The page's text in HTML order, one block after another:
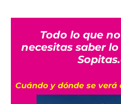
Todo lo que
necesitas saber
Cuándo y dónde se verá